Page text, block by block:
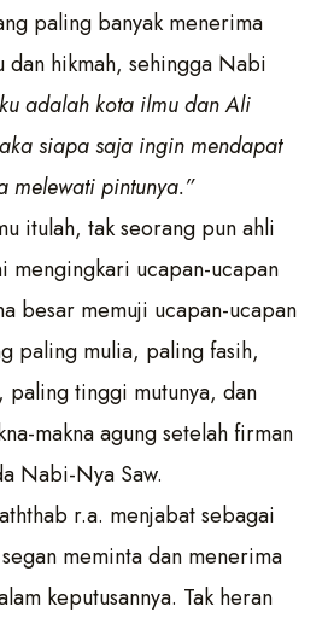
paling banyak menerima
dan hikmah, sehingga Nabi
adalah kota ilmu dan Ali
siapa saja ingin mendapat
melewati pintunya.”
itulah, tak seorang pun ahli
mengingkari ucapan-ucapan
besar memuji ucapan-ucapan
paling mulia, paling fasih,
paling tinggi mutunya, dan
makna agung setelah firman
Nabi-Nya Saw.
r.a. menjabat sebagai
meminta dan menerima
keputusannya. Tak heran